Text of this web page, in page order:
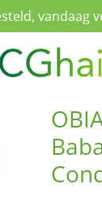
vandaag